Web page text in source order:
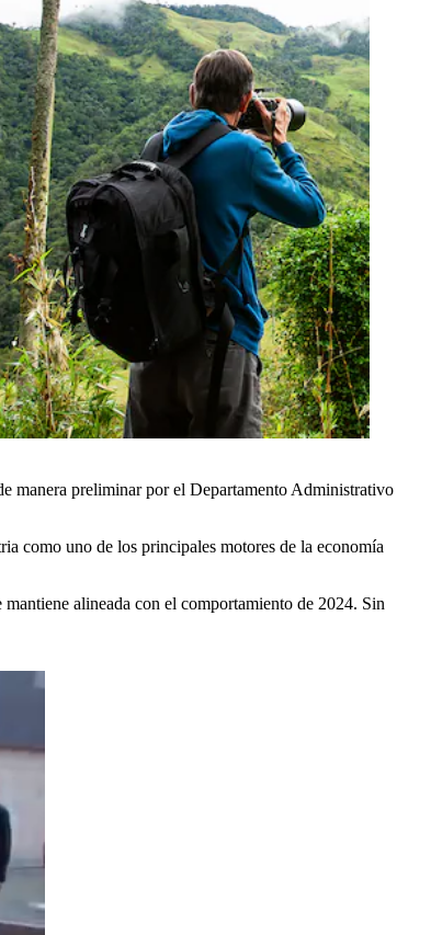
manera preliminar por el Departamento Administrativo
como uno de los principales motores de la economía
mantiene alineada con el comportamiento de 2024. Sin